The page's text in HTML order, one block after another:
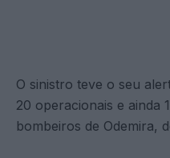
O sinistro teve o seu
20 operacionais e ainda
bombeiros de Odemira,